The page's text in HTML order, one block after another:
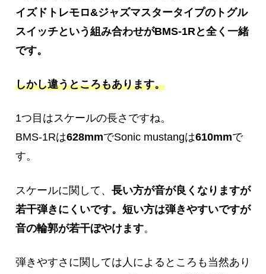
イズドトレモロ&ジャズマスタータイプのトグル
スイッチという組み合わせがBMS-1Rと全く一緒
です。
しかし違うところもあります。
1つ目はスケールの長さですね。
BMS-1Rは628mmでSonic mustangは610mmで
す。
スケールに関して、 長い方が音が良くなりますが
若干弾きにくいです。 短い方は弾きやすいですが
音の輪郭が若干ぼやけます。
弾きやすさに関しては人によるところも当然あり